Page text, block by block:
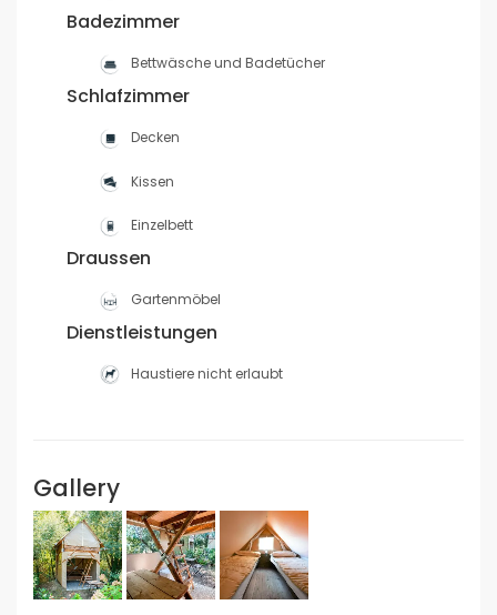
Badezimmer
Bettwäsche und Badetücher
Schlafzimmer
Decken
Kissen
Einzelbett
Draussen
Gartenmöbel
Dienstleistungen
Haustiere nicht erlaubt
Gallery